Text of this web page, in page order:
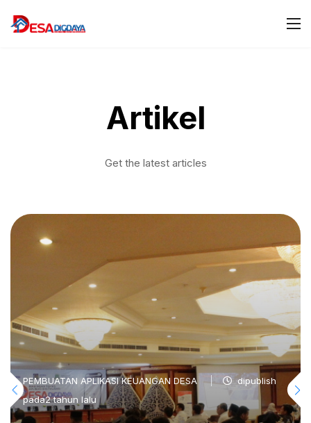
Artikel
Get the latest articles
PEMBUATAN APLIKASI KEUANGAN DESA
dipublish
pada2 tahun lalu